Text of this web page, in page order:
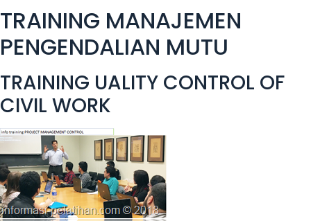
TRAINING MANAJEMEN
PENGENDALIAN MUTU
TRAINING UALITY CONTROL OF
CIVIL WORK